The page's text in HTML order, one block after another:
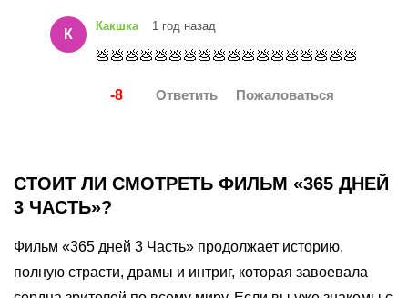
К
Какшка 1 год назад
💩💩💩💩💩💩💩💩💩💩💩💩💩💩💩💩💩💩
-8
СТОИТ ЛИ СМОТРЕТЬ ФИЛЬМ «365 ДНЕЙ
3 ЧАСТЬ»?
Фильм «365 дней 3 Часть» продолжает историю,
полную страсти, драмы и интриг, которая завоевала